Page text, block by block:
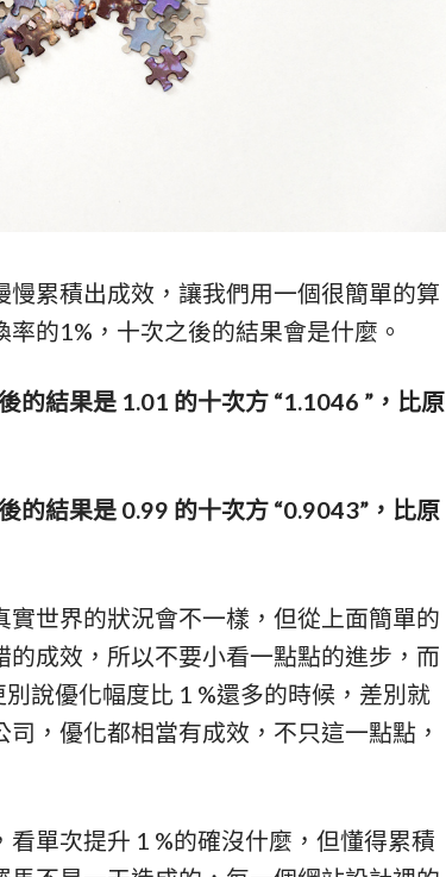
累積出成效，讓我們用一個很簡單的算
的1%，十次之後的結果會是什麼。
的結果是 1.01 的十次方 “1.1046 ”，比原
的結果是 0.99 的十次方 “0.9043”，比原
世界的狀況會不一樣，但從上面簡單的
成效，所以不要小看一點點的進步，而
說優化幅度比 1 %還多的時候，差別就
，優化都相當有成效，不只這一點點，
單次提升 1 %的確沒什麼，但懂得累積